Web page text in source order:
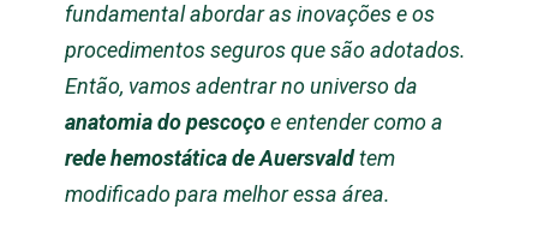
fundamental abordar as inovações e os
procedimentos seguros que são adotados.
Então, vamos adentrar no universo da
anatomia do pescoçoe entender como a
rede hemostática de Auersvaldtem
modificado para melhor essa área.